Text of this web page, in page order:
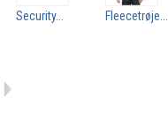
Security... Fleecetrøje...